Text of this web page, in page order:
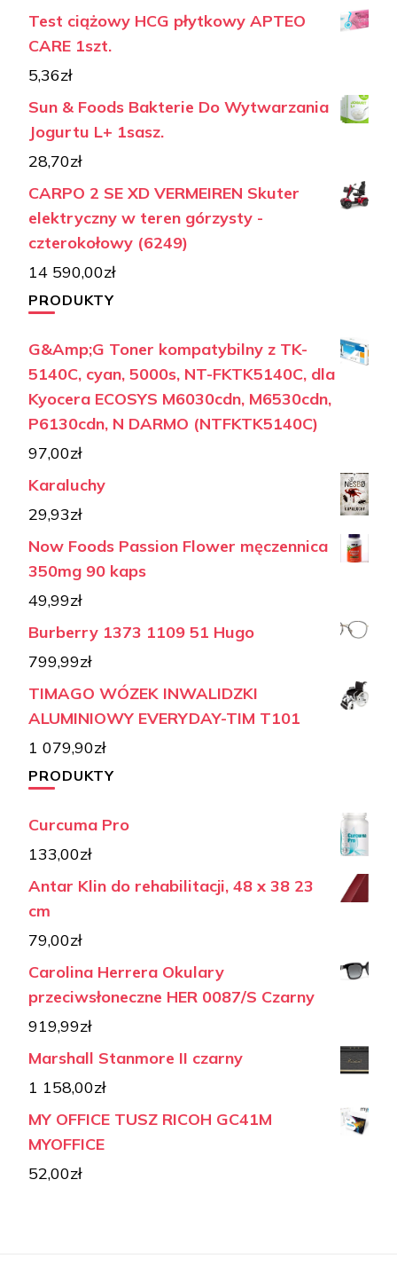
Test ciążowy HCG płytkowy APTEO
CARE 1szt.
5,36zł
Sun & Foods Bakterie Do Wytwarzania
Jogurtu L+ 1sasz.
28,70zł
CARPO 2 SE XD VERMEIREN Skuter
elektryczny w teren górzysty -
czterokołowy (6249)
14 590,00zł
PRODUKTY
G&Amp;G Toner kompatybilny z TK-
5140C, cyan, 5000s, NT-FKTK5140C, dla
Kyocera ECOSYS M6030cdn, M6530cdn,
P6130cdn, N DARMO (NTFKTK5140C)
97,00zł
Karaluchy
29,93zł
Now Foods Passion Flower męczennica
350mg 90 kaps
49,99zł
Burberry 1373 1109 51 Hugo
799,99zł
TIMAGO WÓZEK INWALIDZKI
ALUMINIOWY EVERYDAY-TIM T101
1 079,90zł
PRODUKTY
Curcuma Pro
133,00zł
Antar Klin do rehabilitacji, 48 x 38 23
cm
79,00zł
Carolina Herrera Okulary
przeciwsłoneczne HER 0087/S Czarny
919,99zł
Marshall Stanmore II czarny
1 158,00zł
MY OFFICE TUSZ RICOH GC41M
MYOFFICE
52,00zł